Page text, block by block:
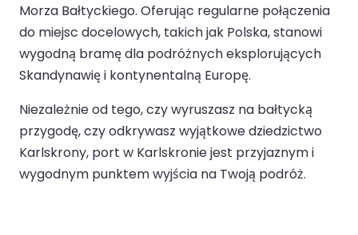
Morza Bałtyckiego. Oferując regularne połączenia
do miejsc docelowych, takich jak Polska, stanowi
wygodną bramę dla podróżnych eksplorujących
Skandynawię i kontynentalną Europę.
Niezależnie od tego, czy wyruszasz na bałtycką
przygodę, czy odkrywasz wyjątkowe dziedzictwo
Karlskrony, port w Karlskronie jest przyjaznym i
wygodnym punktem wyjścia na Twoją podróż.